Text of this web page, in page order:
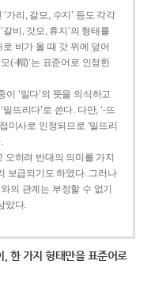
가리, 갈모, 수지’ 등도 각각
비, 갓모, 휴지’의 형태를
로 비가 올 때 갓 위에 덮어
(-帽)’는 표준어로 인정한
이 ‘밀다’의 뜻을 의식하고
뜨리다’로 쓴다. 다만, ‘-뜨
미사로 인정되므로 ‘밀뜨리
오히려 반대의 의미를 가지
보급되기도 하였다. 그러나
의 관계는 부정할 수 없기
았다.
한 가지 형태만을 표준어로